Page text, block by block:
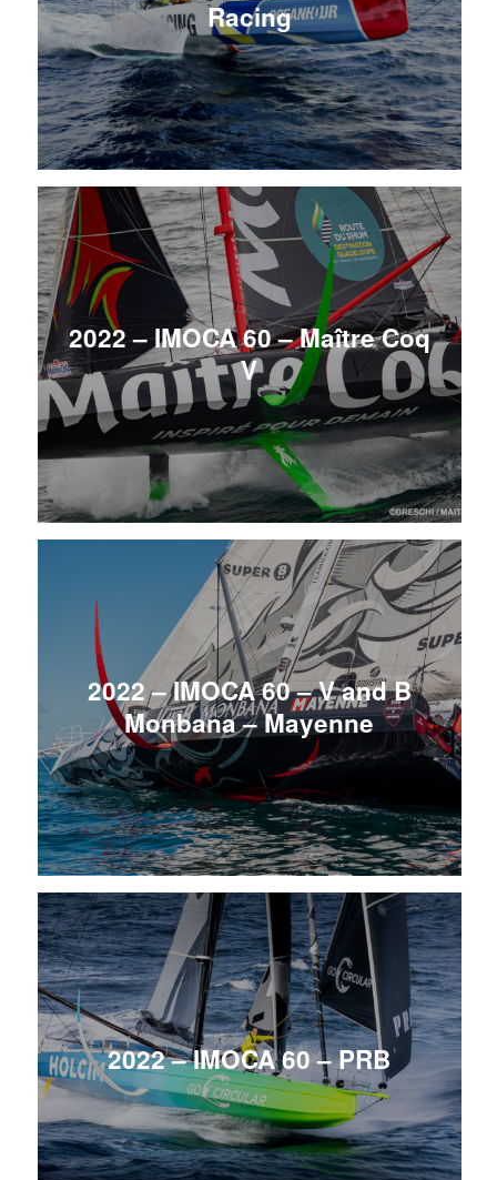
Racing
2022 – IMOCA 60 – Maître Coq
V
2022 – IMOCA 60 – V and B
Monbana – Mayenne
2022 – IMOCA 60 – PRB